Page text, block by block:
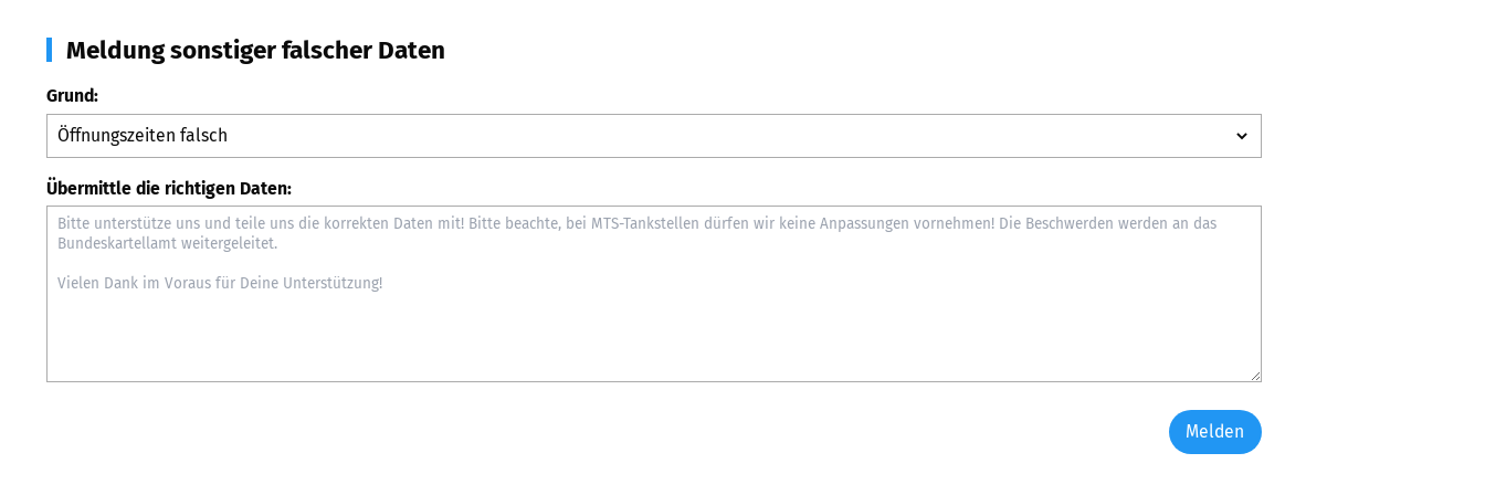
Meldung sonstiger falscher Daten
Grund:
Übermittle die richtigen Daten:
Melden